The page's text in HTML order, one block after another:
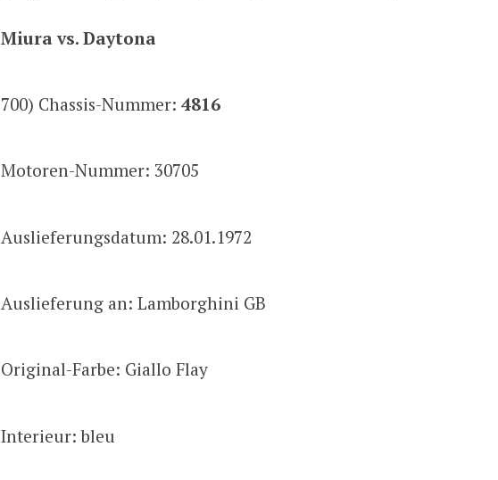
Miura vs. Daytona
700) Chassis-Nummer: 4816
Motoren-Nummer: 30705
Auslieferungsdatum: 28.01.1972
Auslieferung an: Lamborghini GB
Original-Farbe: Giallo Flay
Interieur: bleu